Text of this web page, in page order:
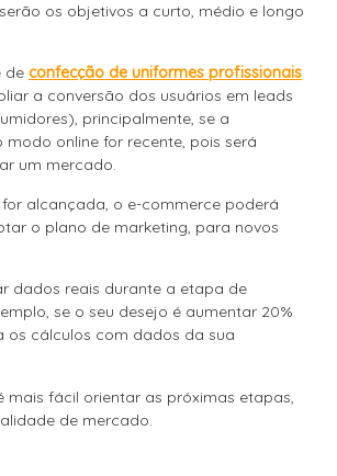
os objetivos a curto, médio e longo
de confecção de uniformes profissionais
a conversão dos usuários em leads
principalmente, se a
online for recente, pois será
um mercado.
alcançada, o e-commerce poderá
o plano de marketing, para novos
dados reais durante a etapa de
se o seu desejo é aumentar 20%
os cálculos com dados da sua
mais fácil orientar as próximas etapas,
de mercado.